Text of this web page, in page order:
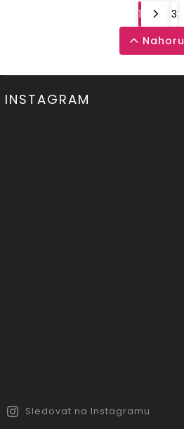
1
3
Nahoru
INSTAGRAM
Sledovat na Instagramu